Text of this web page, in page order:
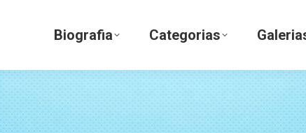
Biografia Categorias